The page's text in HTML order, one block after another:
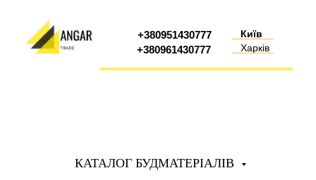
+380961430777
+380951430777
Київ
Харків
КАТАЛОГ БУДМАТЕРІАЛІВ